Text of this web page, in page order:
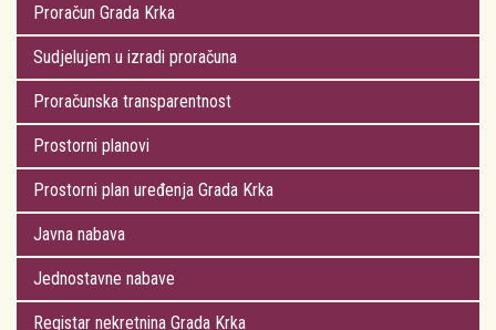
Proračun Grada Krka
Sudjelujem u izradi proračuna
Proračunska transparentnost
Prostorni planovi
Prostorni plan uređenja Grada Krka
Javna nabava
Jednostavne nabave
Registar nekretnina Grada Krka